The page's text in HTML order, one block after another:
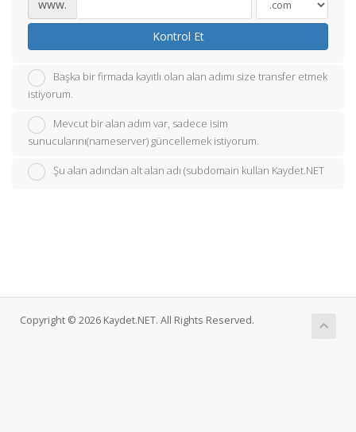
www.
Kontrol Et
Başka bir firmada kayıtlı olan alan adımı size transfer etmek
istiyorum.
Mevcut bir alan adım var, sadece isim
sunucularını(nameserver) güncellemek istiyorum.
Şu alan adından alt alan adı (subdomain kullan Kaydet.NET
Copyright © 2026 Kaydet.NET. All Rights Reserved.